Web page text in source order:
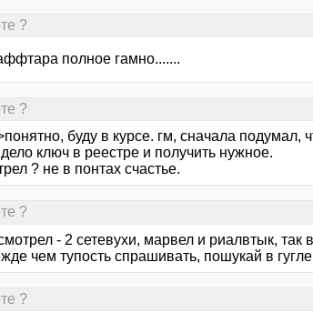
?
полное гамно.......
?
буду в курсе. гм, сначала подумал,
ключ в реестре и получить нужное.
? не в понтах счастье.
?
- 2 сетевухи, марвел и риалвтык, так
чем тупость спрашивать, пошукай в
?